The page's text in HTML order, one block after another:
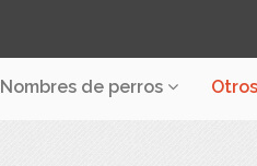
Nombres de perros